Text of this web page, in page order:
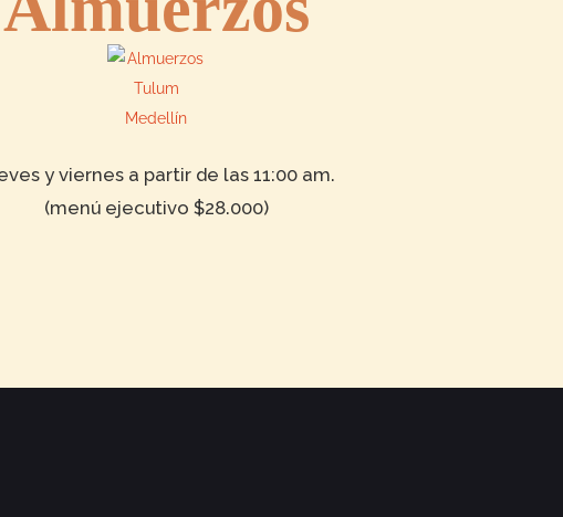
y viernes a partir de las 11:00 am.
(menú ejecutivo $28.000)